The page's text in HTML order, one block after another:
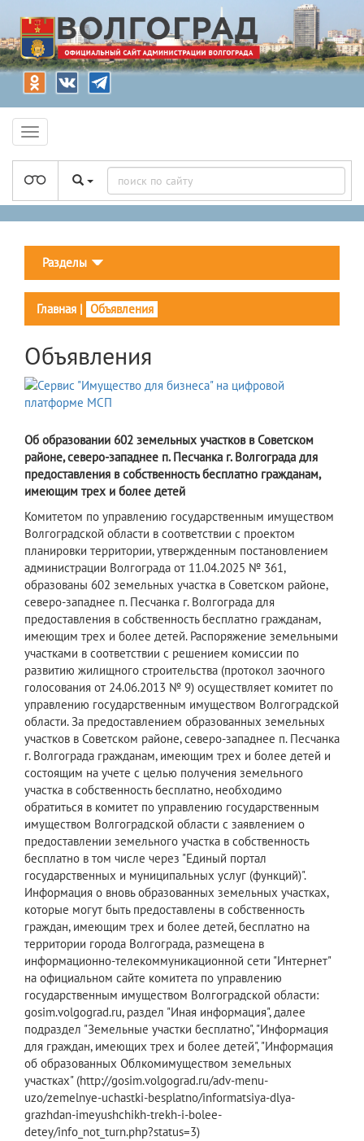
Разделы
Главная | Объявления
Объявления
Об образовании 602 земельных участков в Советском
районе, северо-западнее п. Песчанка г. Волгограда для
предоставления в собственность бесплатно гражданам,
имеющим трех и более детей
Комитетом по управлению государственным имуществом
Волгоградской области в соответствии с проектом
планировки территории, утвержденным постановлением
администрации Волгограда от 11.04.2025 № 361,
образованы 602 земельных участка в Советском районе,
северо-западнее п. Песчанка г. Волгограда для
предоставления в собственность бесплатно гражданам,
имеющим трех и более детей. Распоряжение земельными
участками в соответствии с решением комиссии по
развитию жилищного строительства (протокол заочного
голосования от 24.06.2013 № 9) осуществляет комитет по
управлению государственным имуществом Волгоградской
области. За предоставлением образованных земельных
участков в Советском районе, северо-западнее п. Песчанка
г. Волгограда гражданам, имеющим трех и более детей и
состоящим на учете с целью получения земельного
участка в собственность бесплатно, необходимо
обратиться в комитет по управлению государственным
имуществом Волгоградской области с заявлением о
предоставлении земельного участка в собственность
бесплатно в том числе через "Единый портал
государственных и муниципальных услуг (функций)".
Информация о вновь образованных земельных участках,
которые могут быть предоставлены в собственность
граждан, имеющим трех и более детей, бесплатно на
территории города Волгограда, размещена в
информационно-телекоммуникационной сети "Интернет"
на официальном сайте комитета по управлению
государственным имуществом Волгоградской области:
gosim.volgograd.ru, раздел "Иная информация", далее
подраздел "Земельные участки бесплатно", "Информация
для граждан, имеющих трех и более детей", "Информация
об образованных Облкомимуществом земельных
участках" (http://gosim.volgograd.ru/adv-menu-
uzo/zemelnye-uchastki-besplatno/informatsiya-dlya-
grazhdan-imeyushchikh-trekh-i-bolee-
detey/info_not_turn.php?status=3)